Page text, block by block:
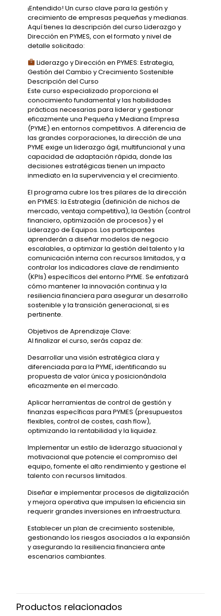
¡Entendido! Un curso clave para la gestión y
crecimiento de empresas pequeñas y medianas.
Aquí tienes la descripción del curso Liderazgo y
Dirección en PYMES, con el formato y nivel de
detalle solicitado:
Liderazgo y Dirección en PYMES: Estrategia,
Gestión del Cambio y Crecimiento Sostenible
Descripción del Curso
Este curso especializado proporciona el
conocimiento fundamental y las habilidades
prácticas necesarias para liderar y gestionar
eficazmente una Pequeña y Mediana Empresa
(PYME) en entornos competitivos. A diferencia de
las grandes corporaciones, la dirección de una
PYME exige un liderazgo ágil, multifuncional y una
capacidad de adaptación rápida, donde las
decisiones estratégicas tienen un impacto
inmediato en la supervivencia y el crecimiento.
El programa cubre los tres pilares de la dirección
en PYMES: la Estrategia (definición de nichos de
mercado, ventaja competitiva), la Gestión (control
financiero, optimización de procesos) y el
Liderazgo de Equipos. Los participantes
aprenderán a diseñar modelos de negocio
escalables, a optimizar la gestión del talento y la
comunicación interna con recursos limitados, y a
controlar los indicadores clave de rendimiento
(KPIs) específicos del entorno PYME. Se enfatizará
cómo mantener la innovación continua y la
resiliencia financiera para asegurar un desarrollo
sostenible y la transición generacional, si es
pertinente.
Objetivos de Aprendizaje Clave:
Al finalizar el curso, serás capaz de:
Desarrollar una visión estratégica clara y
diferenciada para la PYME, identificando su
propuesta de valor única y posicionándola
eficazmente en el mercado.
Aplicar herramientas de control de gestión y
finanzas específicas para PYMES (presupuestos
flexibles, control de costes, cash flow),
optimizando la rentabilidad y la liquidez.
Implementar un estilo de liderazgo situacional y
motivacional que potencie el compromiso del
equipo, fomente el alto rendimiento y gestione el
talento con recursos limitados.
Diseñar e implementar procesos de digitalización
y mejora operativa que impulsen la eficiencia sin
requerir grandes inversiones en infraestructura.
Establecer un plan de crecimiento sostenible,
gestionando los riesgos asociados a la expansión
y asegurando la resiliencia financiera ante
escenarios cambiantes.
Productos relacionados